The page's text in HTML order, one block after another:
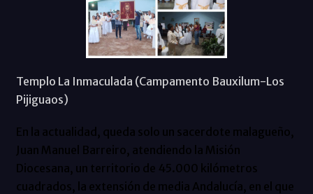
Templo La Inmaculada (Campamento Bauxilum-Los
Pijiguaos)
En la actualidad, queda solo un sacerdote malagueño,
Juan Manuel Barreiro, atendiendo la Misión
Diocesana, un territorio de 45.000 kilómetros
cuadrados, la extensión de media Andalucía, en el que